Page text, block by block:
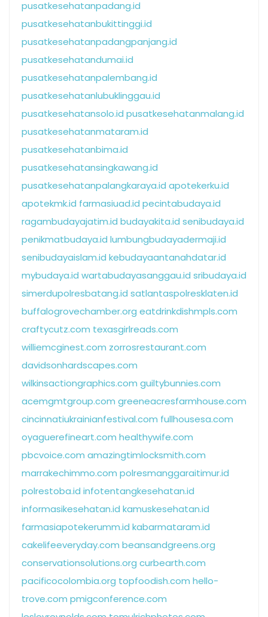
pusatkesehatanpadang.id
pusatkesehatanbukittinggi.id
pusatkesehatanpadangpanjang.id
pusatkesehatandumai.id
pusatkesehatanpalembang.id
pusatkesehatanlubuklinggau.id
pusatkesehatansolo.id pusatkesehatanmalang.id
pusatkesehatanmataram.id
pusatkesehatanbima.id
pusatkesehatansingkawang.id
pusatkesehatanpalangkaraya.id apotekerku.id
apotekmk.id farmasiuad.id pecintabudaya.id
ragambudayajatim.id budayakita.id senibudaya.id
penikmatbudaya.id lumbungbudayadermaji.id
senibudayaislam.id kebudayaantanahdatar.id
mybudaya.id wartabudayasanggau.id sribudaya.id
simerdupolresbatang.id satlantaspolresklaten.id
buffalogrovechamber.org eatdrinkdishmpls.com
craftycutz.com texasgirlreads.com
williemcginest.com zorrosrestaurant.com
davidsonhardscapes.com
wilkinsactiongraphics.com guiltybunnies.com
acemgmtgroup.com greeneacresfarmhouse.com
cincinnatiukrainianfestival.com fullhousesa.com
oyaguerefineart.com healthywife.com
pbcvoice.com amazingtimlocksmith.com
marrakechimmo.com polresmanggaraitimur.id
polrestoba.id infotentangkesehatan.id
informasikesehatan.id kamuskesehatan.id
farmasiapotekerumm.id kabarmataram.id
cakelifeeveryday.com beansandgreens.org
conservationsolutions.org curbearth.com
pacificocolombia.org topfoodish.com hello-
trove.com pmigconference.com